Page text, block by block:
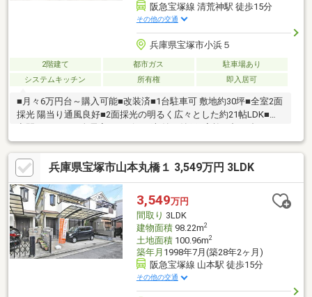
阪急宝塚線 清荒神駅 徒歩15分
その他の交通
兵庫県宝塚市小浜５
2階建て 都市ガス
駐車場あり
システムキッチン
所有権 即入居可
■月々6万円台～購入可能■改装済■1台駐車可 敷地約30坪■全室2面
採光 陽当り通風良好■2面採光の明るく広々とした約21帖LDK■住
るリビング階段設計■洗濯物が乾きやすい南向きバルコニー■モニ
タ付インターホン有でセキュリティ安心■小・中学校、スーパ
ー、病院が徒歩10分圏内〈令和7年8月リフォーム内容〉・システ
ムキッチン新調・洗面化粧台新調・ユニットバス新調・温水洗浄
便座付トイレ新調・クロス・CF貼替などお家探しは、『物件掲載
数No.1』のトラストホームにお任せください！ 0120-39-3909
兵庫県宝塚市山本丸橋１ 3,549万円 3LDK
3,549万円
間取り 3LDK
建物面積98.22m2
土地面積100.96m2
築年月 1998年7月(築28年2ヶ月)
阪急宝塚線 山本駅 徒歩15分
その他の交通